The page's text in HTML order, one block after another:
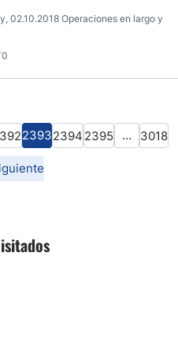
02.10.2018 Operaciones en largo y
23932394 2395 … 3018